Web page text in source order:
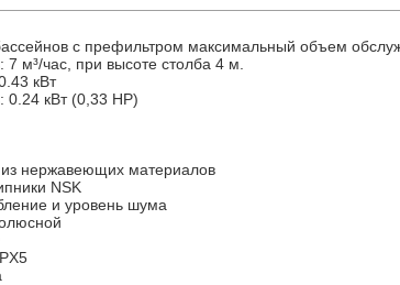
с префильтром максимальный объем
7 м³/час, при высоте столба 4 м.
кВт
кВт (0,33 HP)
из нержавеющих материалов
NSK
и уровень шума